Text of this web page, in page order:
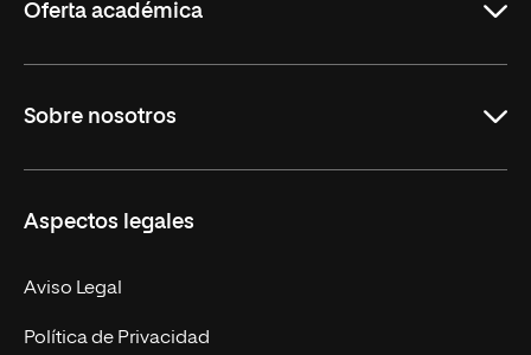
Oferta académica
Másteres Oficiales
Doctorados
Experto Universitario
Postgrados
Sobre nosotros
Facultades
Nuestro Equipo
Trabaja en UNIR
Aspectos legales
Aviso Legal
Política de Privacidad